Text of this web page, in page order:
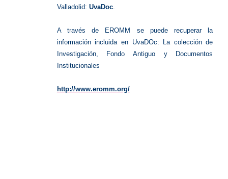
Valladolid: UvaDoc.
A través de EROMM se puede recuperar la
información incluida en UvaDOc: La colección de
Investigación, Fondo Antiguo y Documentos
Institucionales
http://www.eromm.org/